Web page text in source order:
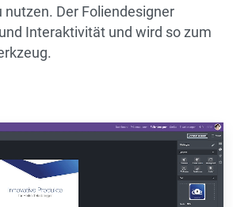
nutzen. Der Foliendesigner
Interaktivität und wird so zum